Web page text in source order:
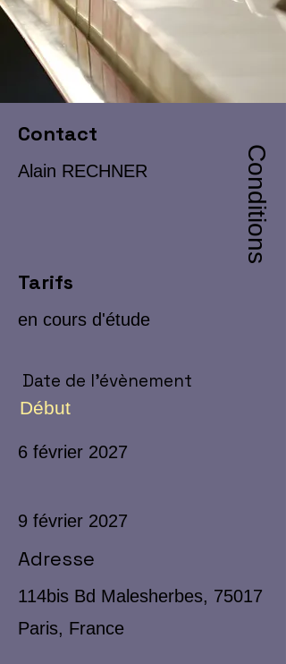
Contact
Alain RECHNER
Tarifs
Conditions
en cours d'étude
Date de l'évènement
Début
6 février 2027
9 février 2027
Adresse
114bis Bd Malesherbes, 75017
Paris, France